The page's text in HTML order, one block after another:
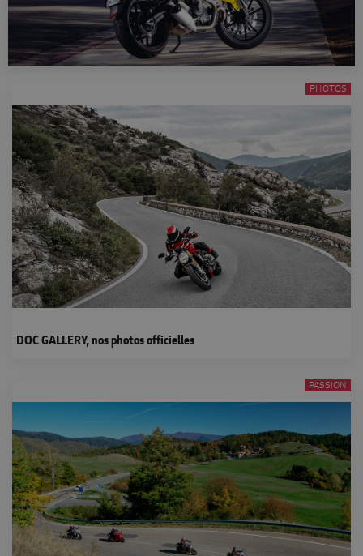
PHOTOS
DOC GALLERY, nos photos officielles
PASSION